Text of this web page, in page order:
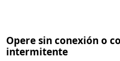
Opere sin conexión o
intermitente